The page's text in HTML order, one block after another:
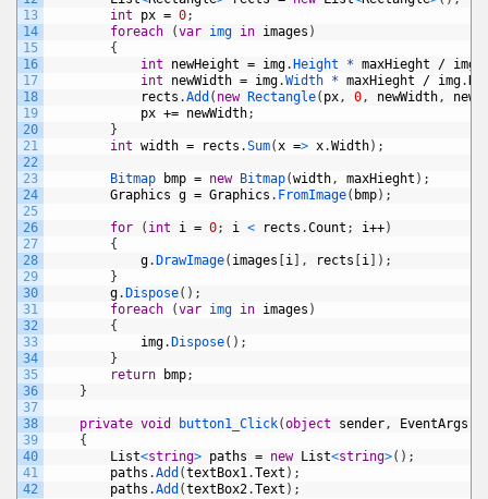
13
14
15
16
17
18
19
20
21
22
23
24
25
26
27
28
29
30
31
32
33
34
35
36
37
38
39
40
41
42
int
px = 0;
foreach
(var img in images )
{
int
newHeight = img.Height * maxHieght / img
int
newWidth = img.Width * maxHieght / img.
rects .Add ( new Rectangle( px, 0, newWidth,
px += newWidth;
}
int width = rects .Sum(x => x.Width) ;
Bitmap bmp = new Bitmap(width, maxHieght ) ;
Graphics g = Graphics . FromImage( bmp) ;
for ( int i = 0; i < rects .Count ; i++)
{
g.DrawImage( images [i] , rects [i] ) ;
}
g.Dispose( ) ;
foreach
(var img in images )
{
img.Dispose( ) ;
}
return
bmp;
}
private void button1_Click(object sender, EventArgs
{
List<string> paths = new List<string>( ) ;
paths .Add (textBox1.Text ) ;
paths .Add (textBox2.Text ) ;